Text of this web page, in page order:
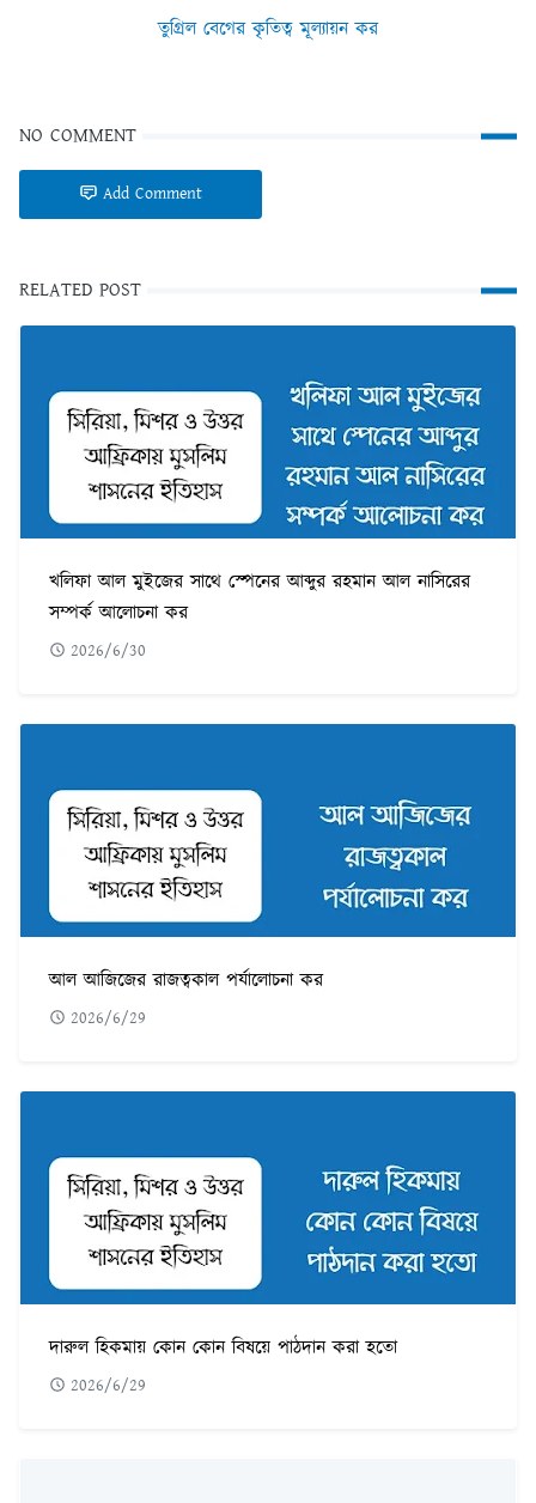
তুগ্রিল বেগের কৃতিত্ব মূল্যায়ন কর
NO COMMENT
Add Comment
RELATED POST
খলিফা আল মুইজের সাথে স্পেনের আব্দুর রহমান আল নাসিরের
সম্পর্ক আলোচনা কর
2026/6/30
আল আজিজের রাজত্বকাল পর্যালোচনা কর
2026/6/29
দারুল হিকমায় কোন কোন বিষয়ে পাঠদান করা হতো
2026/6/29